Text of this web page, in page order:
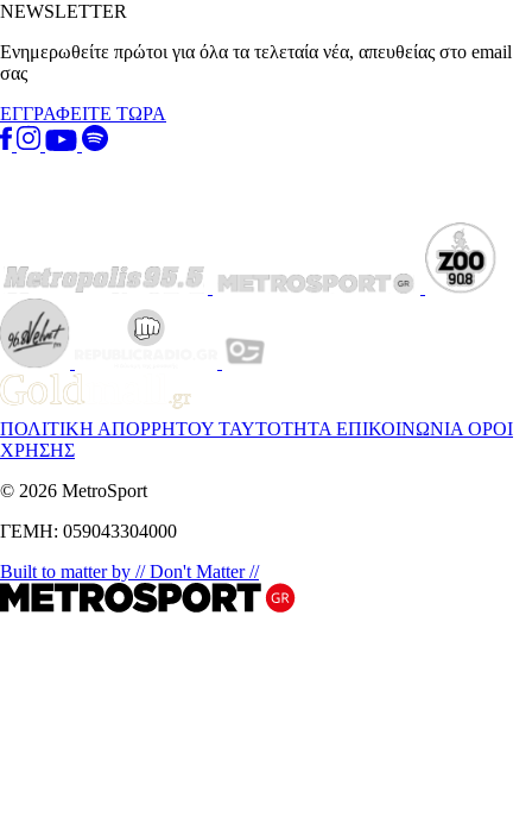
NEWSLETTER
Ενημερωθείτε πρώτοι για όλα τα τελεταία νέα, απευθείας στο email
σας
ΕΓΓΡΑΦΕΙΤΕ ΤΩΡΑ
ΠΟΛΙΤΙΚΗ ΑΠΟΡΡΗΤΟΥ ΤΑΥΤΟΤΗΤΑ ΕΠΙΚΟΙΝΩΝΙΑ ΟΡΟΙ
ΧΡΗΣΗΣ
© 2026 MetroSport
ΓΕΜΗ: 059043304000
Built to matter by // Don't Matter //